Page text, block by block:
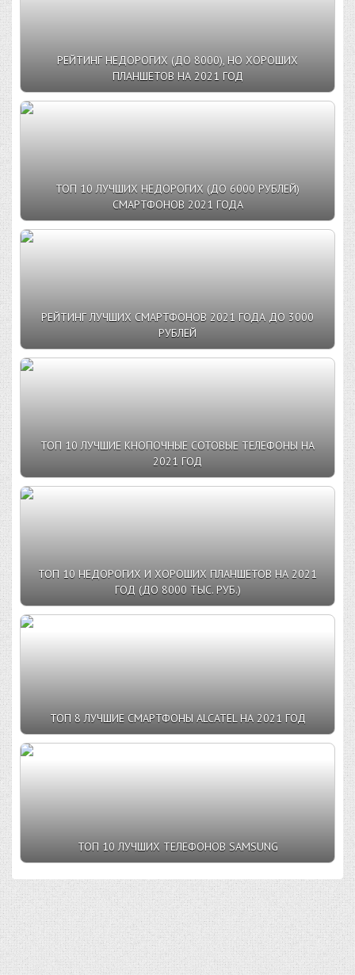
РЕЙТИНГ НЕДОРОГИХ (ДО 8000), НО ХОРОШИХ
ПЛАНШЕТОВ НА 2021 ГОД
ТОП 10 ЛУЧШИХ НЕДОРОГИХ (ДО 6000 РУБЛЕЙ)
СМАРТФОНОВ 2021 ГОДА
РЕЙТИНГ ЛУЧШИХ СМАРТФОНОВ 2021 ГОДА ДО 3000
РУБЛЕЙ
ТОП 10 ЛУЧШИЕ КНОПОЧНЫЕ СОТОВЫЕ ТЕЛЕФОНЫ НА
2021 ГОД
ТОП 10 НЕДОРОГИХ И ХОРОШИХ ПЛАНШЕТОВ НА 2021
ГОД (ДО 8000 ТЫС. РУБ.)
ТОП 8 ЛУЧШИЕ СМАРТФОНЫ ALCATEL НА 2021 ГОД
ТОП 10 ЛУЧШИХ ТЕЛЕФОНОВ SAMSUNG